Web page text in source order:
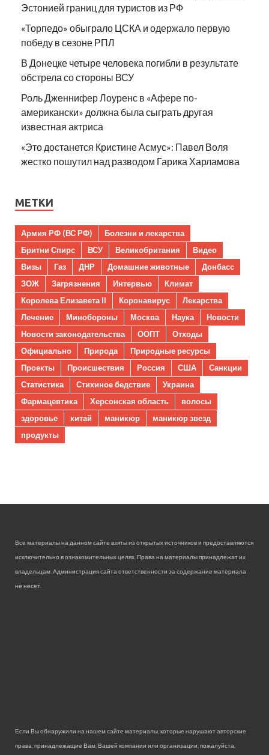
Эстонией границ для туристов из РФ
«Торпедо» обыграло ЦСКА и одержало первую
победу в сезоне РПЛ
В Донецке четыре человека погибли в результате
обстрела со стороны ВСУ
Роль Дженнифер Лоуренс в «Афере по-
американски» должна была сыграть другая
известная актриса
«Это достанется Кристине Асмус»: Павел Воля
жестко пошутил над разводом Гарика Харламова
МЕТКИ
Армия РФ (ВС РФ)
Болезни и лекарства
Бритни Спирс
ВСУ Великобритания
Видео
Визы
Газ ДНР Домашние животные
Донбасс
ЗОЖ
Загрязнения Интервью
Климат
Королева Елизавета II
Коронавирус
Лекарства
Лечение
Минобороны Москва Наука
Новости
Новости законодательства
ООПТ
Отходы
Официально
Природа
Природные ресурсы
Проекты
Происшествия Россия США
Санкции
Статистика
Стихиное бедствие
Украина
Фармацевтика
Херсонская область
волосы
здоровье
китай маникюр
маникюр звезд
продукты
Все материалы на данном сайте взяты из открытых источников и предоставляются
исключительно в ознакомительных целях. Права на материалы принадлежат их
владельцам. Администрация сайта ответственности за содержание материала
не несет.
Если Вы обнаружили на нашем сайте материалы, которые нарушают авторские
права, принадлежащие Вам, Вашей компании или организации, пожалуйста,